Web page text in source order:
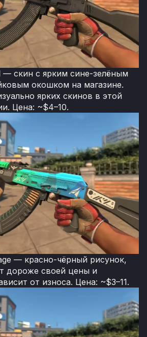
— скин с ярким сине-зелёным
окошком на магазине.
ярких скинов в этой
Цена: ~$4–10.
— красно-чёрный рисунок,
дороже своей цены и
от износа. Цена: ~$3–11.